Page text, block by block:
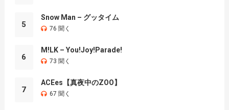
5
Snow Man – グッタイム
76 聞く
6
M!LK – You!Joy!Parade!
73 聞く
7
ACEes【真夜中のZOO】
67 聞く